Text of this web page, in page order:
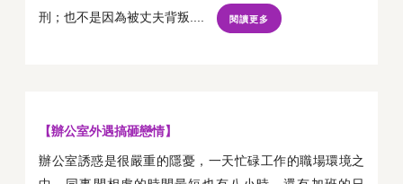
刑；也不是因為被丈夫背叛.... 閱讀更多
【辦公室外遇搞砸戀情】
辦公室誘惑是很嚴重的隱憂，一天忙碌工作的職場環境之